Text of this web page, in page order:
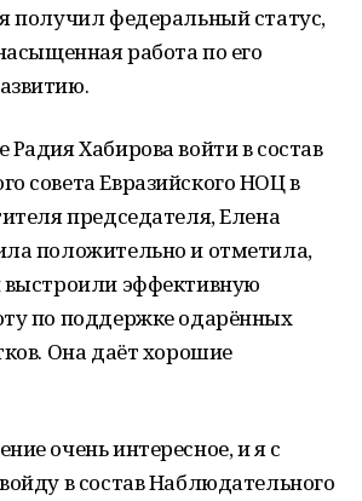
получил федеральный статус,
работа по его
Хабирова войти в состав
совета Евразийского НОЦ в
председателя, Елена
положительно и отметила,
эффективную
по поддержке одарённых
Она даёт хорошие
очень интересное, и я с
в состав Наблюдательного